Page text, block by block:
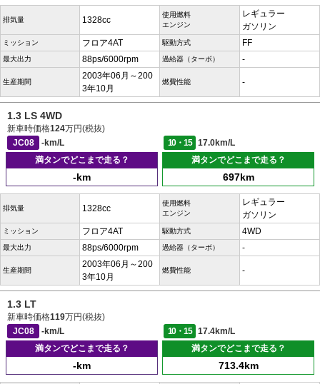
排気量 1328cc
使用燃料
エンジン
レギュラー
ガソリン
ミッション フロア4AT 駆動方式 FF
最大出力 88ps/6000rpm 過給器（ターボ） -
生産期間
2003年06月～200
3年10月
燃費性能 -
1.3 LS 4WD
新車時価格124万円(税抜)
JC08
-km/L 10・15
17.0km/L
満タンでどこまで走る？
-km
満タンでどこまで走る？
697km
排気量 1328cc
使用燃料
エンジン
レギュラー
ガソリン
ミッション フロア4AT 駆動方式 4WD
最大出力 88ps/6000rpm 過給器（ターボ） -
生産期間
2003年06月～200
3年10月
燃費性能 -
1.3 LT
新車時価格119万円(税抜)
JC08
-km/L 10・15
17.4km/L
満タンでどこまで走る？
-km
満タンでどこまで走る？
713.4km